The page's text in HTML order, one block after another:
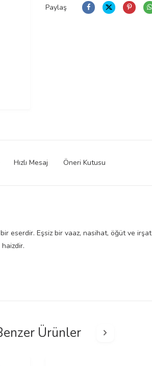
Paylaş
Hızlı Mesaj Öneri Kutusu
eserdir. Eşsiz bir vaaz, nasihat, öğüt ve
Ürünler